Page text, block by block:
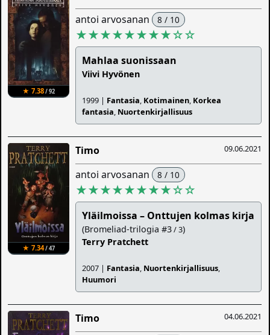
★ 7.38/ 92
antoi arvosanan 8 / 10
★★★★★★★★☆☆
Mahlaa suonissaan
Viivi Hyvönen
1999 | Fantasia, Kotimainen, Korkea
fantasia, Nuortenkirjallisuus
★ 7.34/ 47
09.06.2021
Timo
antoi arvosanan 8 / 10
★★★★★★★★☆☆
Yläilmoissa – Onttujen kolmas kirja
(Bromeliad-trilogia #3/ 3)
Terry Pratchett
2007 | Fantasia, Nuortenkirjallisuus,
Huumori
04.06.2021
Timo